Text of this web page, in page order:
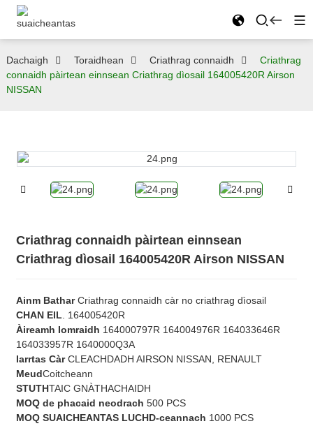
Dachaigh Toraidhean Criathrag connaidh
Criathrag
connaidh pàirtean einnsean Criathrag dìosail 164005420R Airson
NISSAN
Criathrag connaidh pàirtean einnsean
Criathrag dìosail 164005420R Airson NISSAN
Ainm BatharCriathrag connaidh càr no criathrag dìosail
CHAN EIL . 164005420R
Àireamh Iomraidh 164000797R 164004976R 164033646R
164033957R 1640000Q3A
Iarrtas CàrCLEACHDADH AIRSON NISSAN, RENAULT
MeudCoitcheann
STUTHTAIC GNÀTHACHAIDH
MOQ de phacaid neodrach 500 PCS
MOQ SUAICHEANTAS LUCHD-ceannach 1000 PCS